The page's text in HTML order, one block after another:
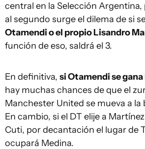
central en la Selección
al segundo surge el dilema de si
Otamendi o el propio Lisandro
función de eso, saldrá el 3.
En definitiva, si Otamendi se
hay muchas chances de que el
Manchester United se mueva a la
En cambio, si el DT elije a
Cuti, por decantación el lugar de
ocupará Medina.